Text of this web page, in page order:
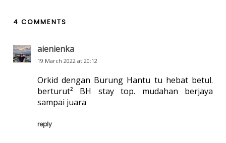
4 COMMENTS
aienienka
19 March 2022 at 20:12
Orkid dengan Burung Hantu tu hebat betul.
berturut² BH stay top. mudahan berjaya
sampai juara
reply